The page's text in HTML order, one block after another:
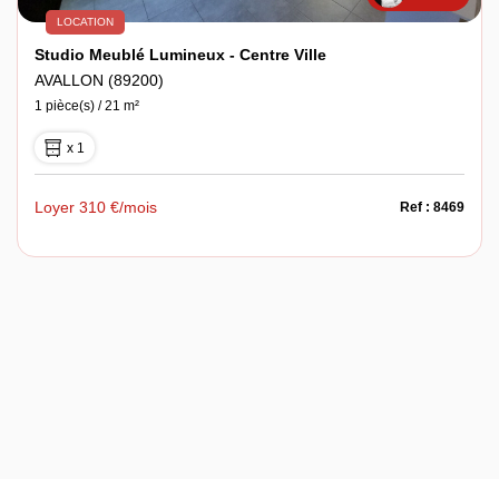
LOCATION
Studio Meublé Lumineux - Centre Ville
AVALLON (89200)
1 pièce(s) / 21 m²
x 1
Loyer 310 €/mois Ref : 8469